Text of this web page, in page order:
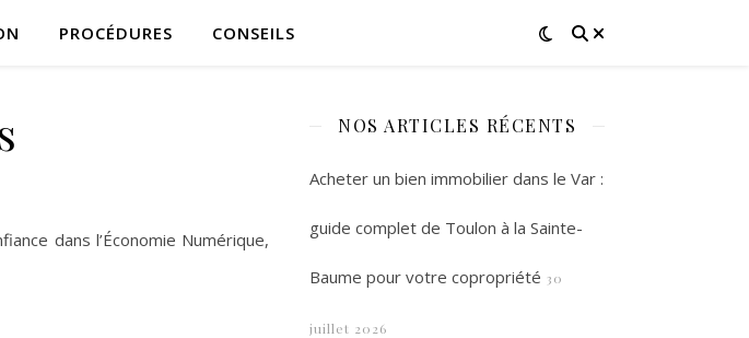
PROCÉDURES CONSEILS
dans l’Économie Numérique,
NOS ARTICLES RÉCENTS
Acheter un bien immobilier dans le Var :
guide complet de Toulon à la Sainte-
Baume pour votre copropriété 30
juillet 2026